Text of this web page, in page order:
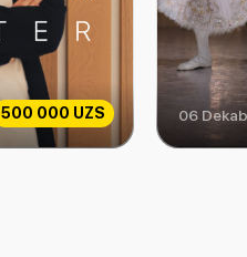
500 000 UZS Гала -
06